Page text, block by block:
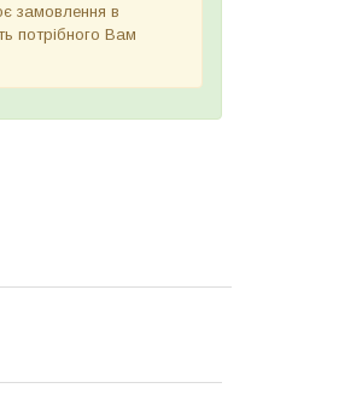
замовлення в
потрібного Вам